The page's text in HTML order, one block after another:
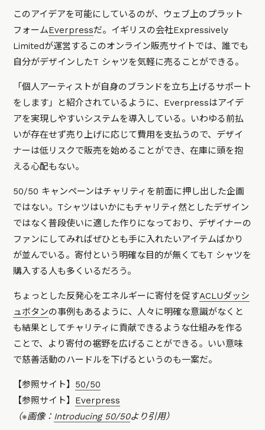
このアイデアを可能にしているのが、ウェブ上のプラット
フォームEverpressだ。イギリスの会社Expressively
Limitedが運営するこのオンライン販売サイトでは、誰でも
自分がデザインしたT シャツを気軽に売ることができる。
「個人アーティストが自身のブランドを立ち上げるサポート
をします」と紹介されているように、Everpressはアイデ
アを実現しやすいシステムを導入している。いわゆる前払
いが存在せず売り上げに応じて費用を支払うので、デザイ
ナーは低リスクで販売を始めることができ、在庫に頭を抱
える心配もない。
50/50 キャンペーンはチャリティを前面に押し出した企画
ではない。Tシャツはいかにもチャリティ然としたデザイン
ではなく普段使いに適した作りになっており、デザイナーの
ファンにしてみればぜひとも手に入れたいアイテムばかり
が並んでいる。寄付という明確な目的が無くてもT シャツを
購入する人も多くいるだろう。
ちょっとした反発心をエネルギーに寄付を促すACLUダッシ
ュボタンの事例もあるように、人々に明確な意識がなくと
も結果としてチャリティに貢献できるような仕組みを作る
ことで、より寄付の裾野を広げることができる。いい意味
で慈善活動のハードルを下げるというのも一案だ。
【参照サイト】 50/50
【参照サイト】 Everpress
（※画像： Introducing 50/50より引用）